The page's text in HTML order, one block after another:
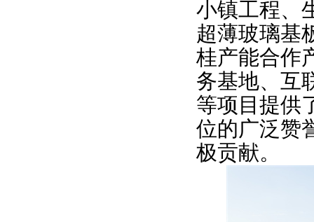
小镇工程、
超薄玻璃基
桂产能合作
务基地、互
等项目提供
位的广泛赞
极贡献。